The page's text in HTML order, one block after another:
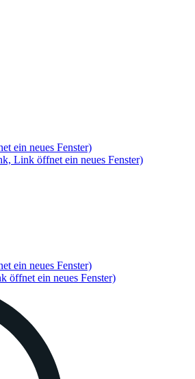
ein neues Fenster)
Link öffnet ein neues Fenster)
ein neues Fenster)
öffnet ein neues Fenster)